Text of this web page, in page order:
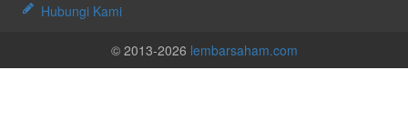
Hubungi Kami
© 2013-2026 lembarsaham.com